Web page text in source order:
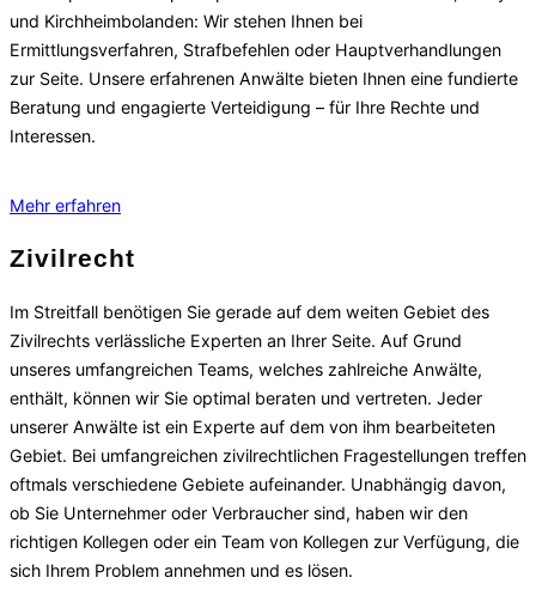
und Kirchheimbolanden: Wir stehen Ihnen bei
Ermittlungsverfahren, Strafbefehlen oder Hauptverhandlungen
zur Seite. Unsere erfahrenen Anwälte bieten Ihnen eine fundierte
Beratung und engagierte Verteidigung – für Ihre Rechte und
Interessen.
Mehr erfahren
Zivilrecht
Im Streitfall benötigen Sie gerade auf dem weiten Gebiet des
Zivilrechts verlässliche Experten an Ihrer Seite. Auf Grund
unseres umfangreichen Teams, welches zahlreiche Anwälte,
enthält, können wir Sie optimal beraten und vertreten. Jeder
unserer Anwälte ist ein Experte auf dem von ihm bearbeiteten
Gebiet. Bei umfangreichen zivilrechtlichen Fragestellungen treffen
oftmals verschiedene Gebiete aufeinander. Unabhängig davon,
ob Sie Unternehmer oder Verbraucher sind, haben wir den
richtigen Kollegen oder ein Team von Kollegen zur Verfügung, die
sich Ihrem Problem annehmen und es lösen.